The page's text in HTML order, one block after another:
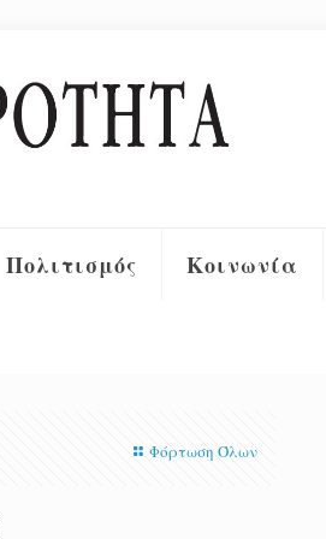
Πολιτισμός Κοινωνία
Φόρτωση Όλων